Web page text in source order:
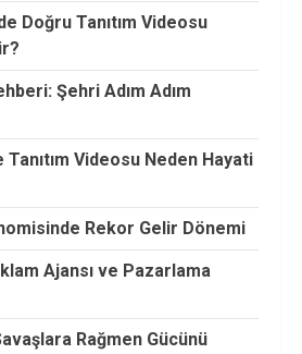
Doğru Tanıtım Videosu
Şehri Adım Adım
Tanıtım Videosu Neden Hayati
Rekor Gelir Dönemi
Ajansı ve Pazarlama
Rağmen Gücünü